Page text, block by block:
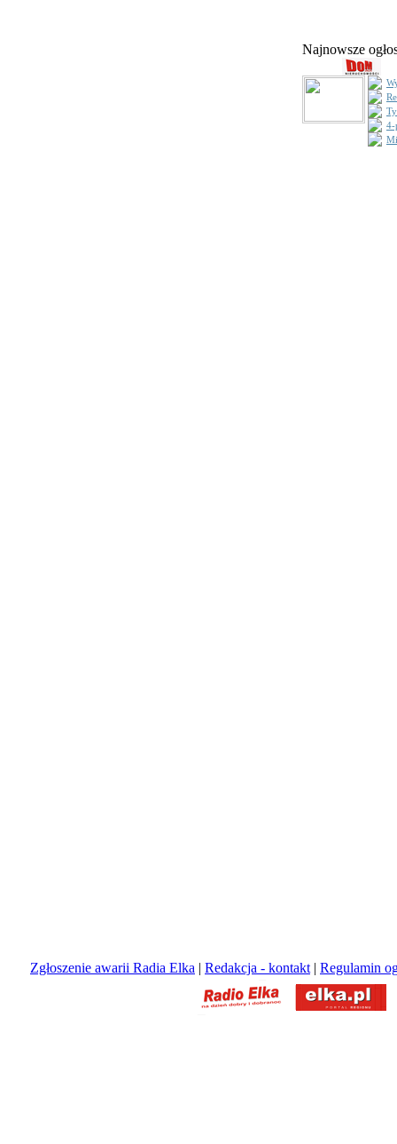
Najnowsze
4-
Zgłoszenie awarii Radia Elka | Redakcja - kontakt | Regulamin